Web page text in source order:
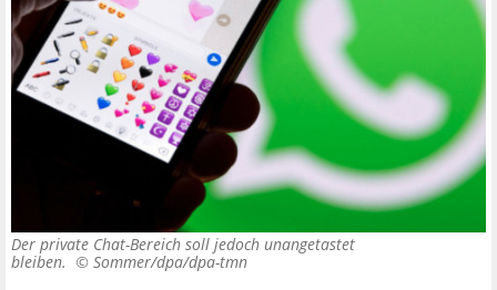
Der private Chat-Bereich soll jedoch unangetastet
bleiben. © Sommer/dpa/dpa-tmn